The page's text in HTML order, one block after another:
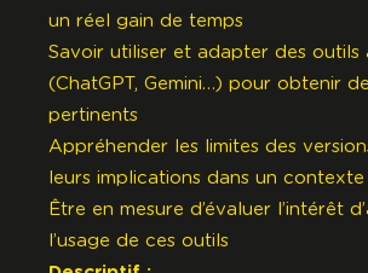
un réel gain de temps
Savoir utiliser et adapter des outils
(ChatGPT, Gemini…) pour obtenir
pertinents
Appréhender les limites des
leurs implications dans un
Être en mesure d’évaluer l’intérêt
l’usage de ces outils